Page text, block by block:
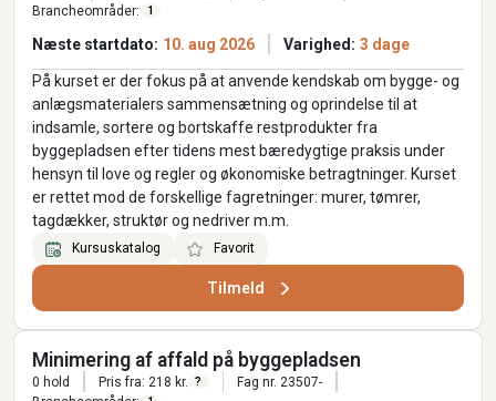
Brancheområder:
1
Næste startdato: 10. aug 2026 Varighed: 3 dage
På kurset er der fokus på at anvende kendskab om bygge- og
anlægsmaterialers sammensætning og oprindelse til at
indsamle, sortere og bortskaffe restprodukter fra
byggepladsen efter tidens mest bæredygtige praksis under
hensyn til love og regler og økonomiske betragtninger. Kurset
er rettet mod de forskellige fagretninger: murer, tømrer,
tagdækker, struktør og nedriver m.m.
Kursuskatalog Favorit
Tilmeld
Minimering af affald på byggepladsen
0 hold Pris fra: 218 kr. ?
Fag nr. 23507-